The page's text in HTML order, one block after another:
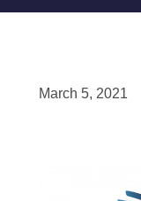
March 5, 2021